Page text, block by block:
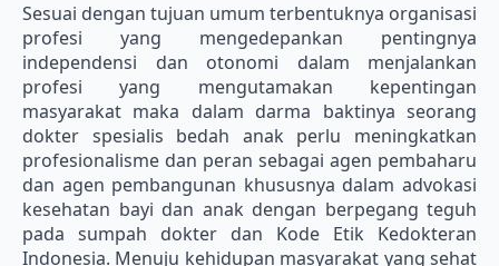
Sesuai dengan tujuan umum terbentuknya organisasi
profesi yang mengedepankan pentingnya
independensi dan otonomi dalam menjalankan
profesi yang mengutamakan kepentingan
masyarakat maka dalam darma baktinya seorang
dokter spesialis bedah anak perlu meningkatkan
profesionalisme dan peran sebagai agen pembaharu
dan agen pembangunan khususnya dalam advokasi
kesehatan bayi dan anak dengan berpegang teguh
pada sumpah dokter dan Kode Etik Kedokteran
Indonesia. Menuju kehidupan masyarakat yang sehat